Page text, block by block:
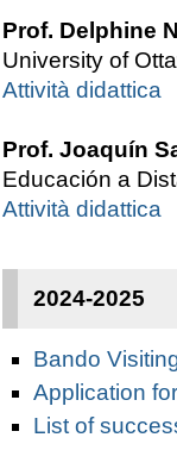
Prof. Delphine
University of
Attività didattica
Prof. Joaquín
Educación a
Attività didattica
2024-2025
Bando
Application
List of